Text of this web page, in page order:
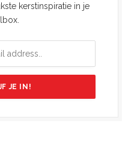
kerstinspiratie in je